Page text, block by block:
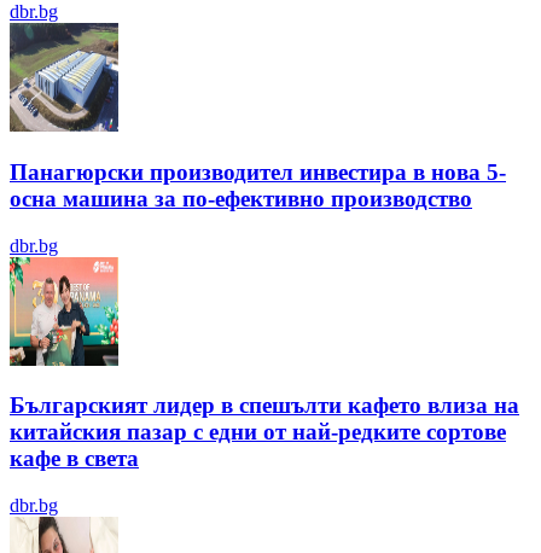
dbr.bg
Панагюрски производител инвестира в нова 5-
осна машина за по-ефективно производство
dbr.bg
Българският лидер в спешълти кафето влиза на
китайския пазар с едни от най-редките сортове
кафе в света
dbr.bg